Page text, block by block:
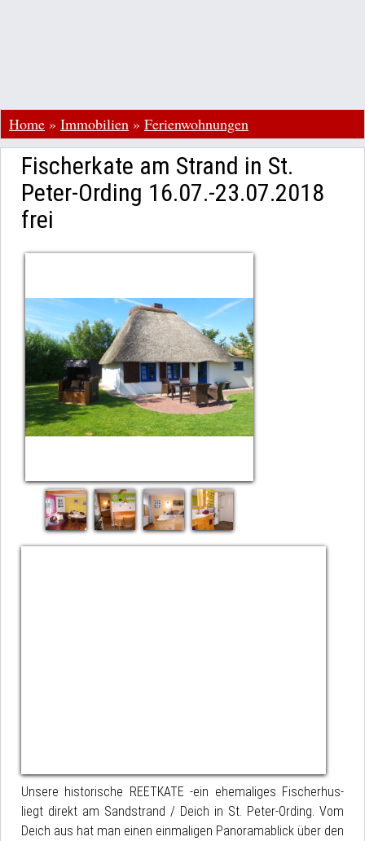
Home » Immobilien » Ferienwohnungen
Fischerkate am Strand in St.
Peter-Ording 16.07.-23.07.2018
frei
Unsere historische REETKATE -ein ehemaliges Fischerhus-
liegt direkt am Sandstrand / Deich in St. Peter-Ording. Vom
Deich aus hat man einen einmaligen Panoramablick über den